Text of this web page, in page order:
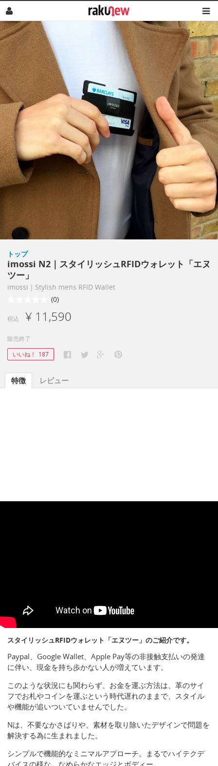
トップ
imossi N2｜スタイリッシュRFIDウォレット「エヌ
ツー」
imossi｜Stylish mens RFID Wallet
(0)
税込 ¥ 11,590
販売終了
いいね！
187
特徴 レビュー
スタイリッシュRFIDウォレット「エヌツー」のご紹介です。
Paypal、Google Wallet、Apple Pay等の非接触支払いの発達
に伴い、現金を持ち歩かない人が増えています。
このような状況にも関わらず、お金を運ぶ方法は、革のサイ
フでお札やコインを運ぶという時代遅れのままで、スタイル
や機能が追いついていませんでした。
Nは、不要なかさばりや、素材を取り除いたデザインで問題を
解決する為に生まれました。
シンプルで機能的なミニマルアプローチ。まるでハイテクデ